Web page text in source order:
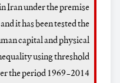
Iran under the premise
it has been tested the
capital and physical
using threshold
the period 1969-2014